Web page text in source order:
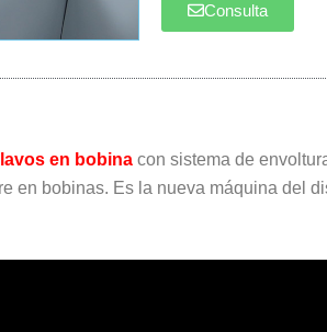
Consulta
en bobina con sistema de
en bobinas. Es la nueva máquina del